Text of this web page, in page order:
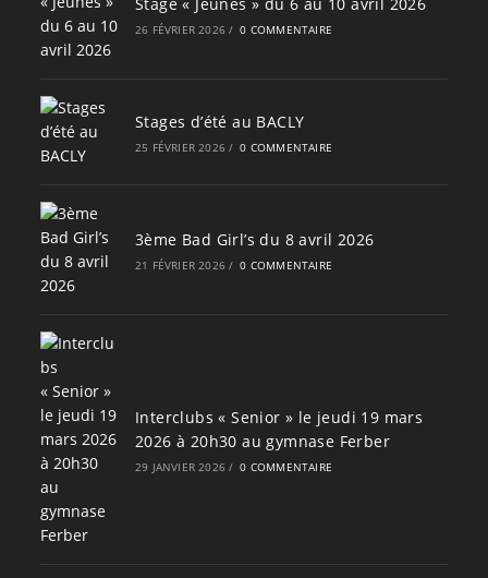
26 FÉVRIER 2026 / 0 COMMENTAIRE
Stages d’été au BACLY
25 FÉVRIER 2026 / 0 COMMENTAIRE
3ème Bad Girl’s du 8 avril 2026
21 FÉVRIER 2026 / 0 COMMENTAIRE
Interclubs « Senior » le jeudi 19 mars
2026 à 20h30 au gymnase Ferber
29 JANVIER 2026 / 0 COMMENTAIRE